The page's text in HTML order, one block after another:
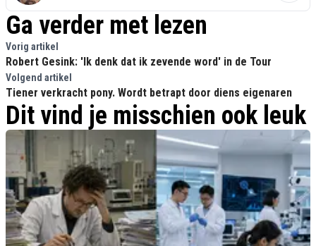
Ga verder met lezen
Vorig artikel
Robert Gesink: 'Ik denk dat ik zevende word' in de Tour
Volgend artikel
Tiener verkracht pony. Wordt betrapt door diens eigenaren
Dit vind je misschien ook leuk